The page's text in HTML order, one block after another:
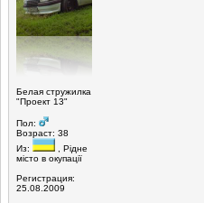
Белая стружилка
"Проект 13"
Пол:
Возраст: 38
Из:
, Рiдне
мicто в окупацiї
Регистрация:
25.08.2009